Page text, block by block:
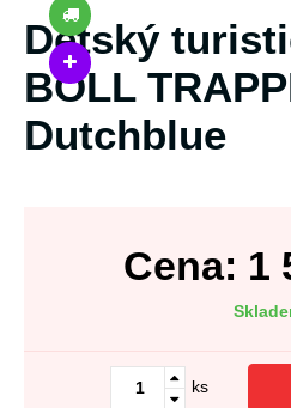
Dětský
BOLL
Dutchblue
Cena: 1
ks